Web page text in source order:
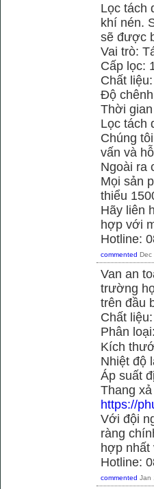
Lọc tách
khí nén.
sẽ được
Vai trò:
Cấp lọc:
Chất
Độ
Thời
Lọc tách
Chúng
vấn và
Ngoài ra
Mọi sản
thiểu
Hãy liên
hợp với
Hotline:
commented Dec
Van an
trường
trên đầu
Chất
Phân
Kích
Nhiệt độ
Áp suất
Thang
https://
Với đội
ràng
hợp nhất
Hotline:
commented Jan